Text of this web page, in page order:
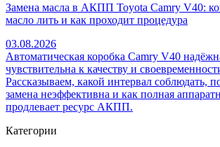
Замена масла в АКПП Toyota Camry V40:
масло лить и как проходит процедура
03.08.2026
Автоматическая коробка Camry V40
чувствительна к качеству и
Рассказываем, какой интервал соблюдать,
замена неэффективна и как полная
продлевает ресурс АКПП.
Категории